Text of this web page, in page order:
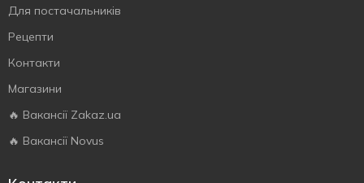
Для постачальників
Рецепти
Контакти
Магазини
🔥 Вакансії Zakaz.ua
🔥 Вакансії Novus